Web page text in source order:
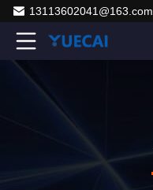
13113602041@163.com